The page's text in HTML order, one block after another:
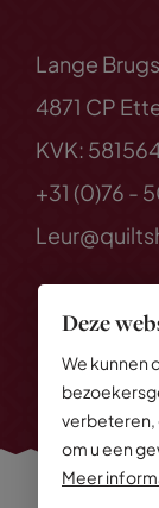
Deze
We kunnen
verbeteren,
om u een
Meer
Lange
4871 CP
KVK:
+31 (0)76 -